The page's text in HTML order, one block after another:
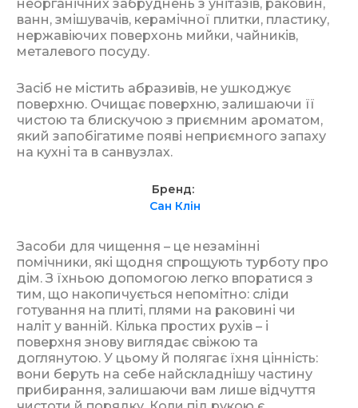
неорганічних забруднень з унітазів, раковин,
ванн, змішувачів, керамічної плитки, пластику,
нержавіючих поверхонь мийки, чайників,
металевого посуду.
Засіб не містить абразивів, не ушкоджує
поверхню. Очищає поверхню, залишаючи її
чистою та блискучою з приємним ароматом,
який запобігатиме появі неприємного запаху
на кухні та в санвузлах.
Бренд
Сан Клін
Засоби для чищення – це незамінні
помічники, які щодня спрощують турботу про
дім. З їхньою допомогою легко впоратися з
тим, що накопичується непомітно: сліди
готування на плиті, плями на раковині чи
наліт у ванній. Кілька простих рухів – і
поверхня знову виглядає свіжою та
доглянутою. У цьому й полягає їхня цінність:
вони беруть на себе найскладнішу частину
прибирання, залишаючи вам лише відчуття